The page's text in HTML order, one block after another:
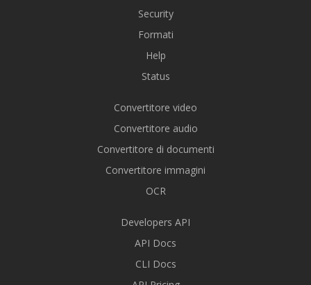
Security
Formati
Help
Status
Convertitore video
Convertitore audio
Convertitore di documenti
Convertitore immagini
OCR
Developers API
API Docs
CLI Docs